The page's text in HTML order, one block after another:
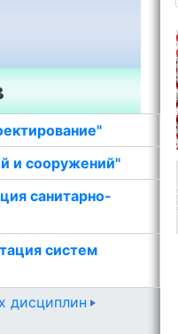
и сооружений"
санитарно-
систем
дисциплин